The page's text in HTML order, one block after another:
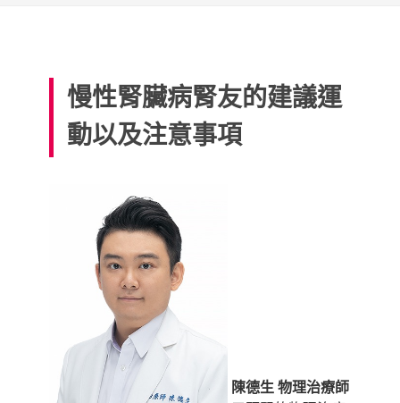
慢性腎臟病腎友的建議運
動以及注意事項
陳德生 物理治療師